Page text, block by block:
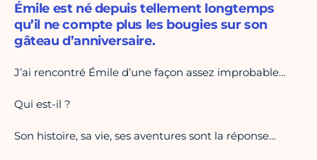
Émile est né depuis tellement longtemps
qu’il ne compte plus les bougies sur son
gâteau d’anniversaire.
J’ai rencontré Émile d’une façon assez improbable…
Qui est-il ?
Son histoire, sa vie, ses aventures sont la réponse…